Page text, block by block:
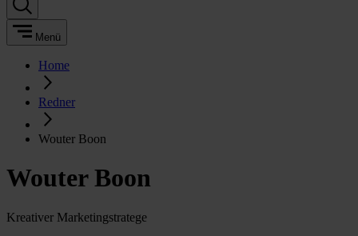
Menü
Home
Redner
Wouter Boon
Wouter Boon
Kreativer Marketingstratege